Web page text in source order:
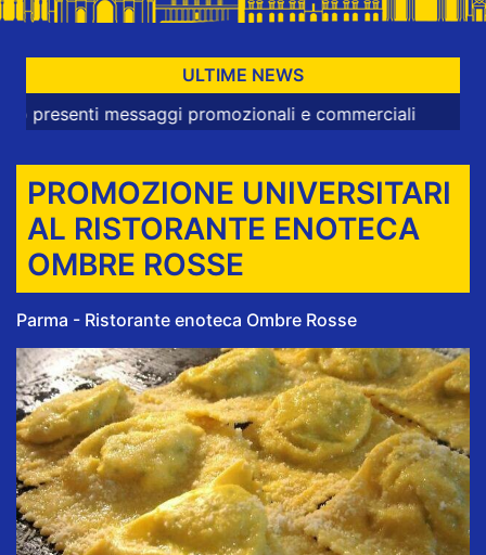
ULTIME NEWS
messaggi promozionali e commerciali
PROMOZIONE UNIVERSITARI
AL RISTORANTE ENOTECA
OMBRE ROSSE
Parma - Ristorante enoteca Ombre Rosse